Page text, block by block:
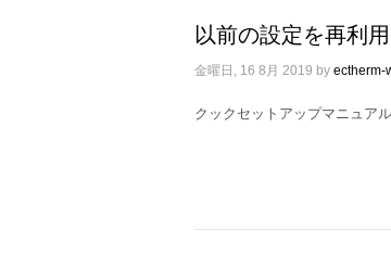
以前の設定を再利
金曜日, 16 8月 2019 byectherm-
クックセットアップマニュア